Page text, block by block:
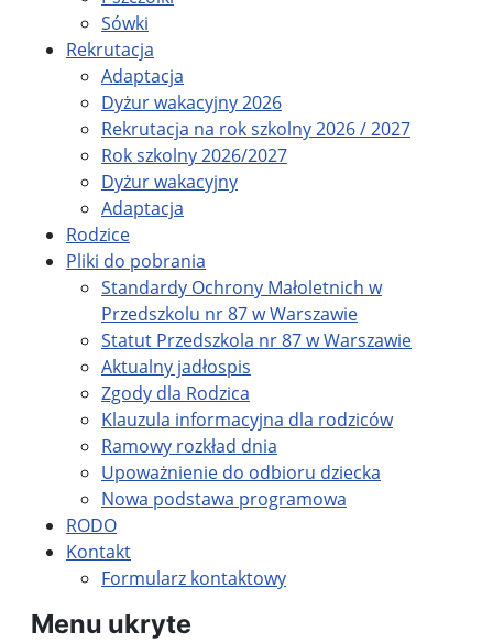
Sówki
Rekrutacja
Adaptacja
Dyżur wakacyjny 2026
Rekrutacja na rok szkolny 2026 / 2027
Rok szkolny 2026/2027
Dyżur wakacyjny
Adaptacja
Rodzice
Pliki do pobrania
Standardy Ochrony Małoletnich w
Przedszkolu nr 87 w Warszawie
Statut Przedszkola nr 87 w Warszawie
Aktualny jadłospis
Zgody dla Rodzica
Klauzula informacyjna dla rodziców
Ramowy rozkład dnia
Upoważnienie do odbioru dziecka
Nowa podstawa programowa
RODO
Kontakt
Formularz kontaktowy
Menu ukryte